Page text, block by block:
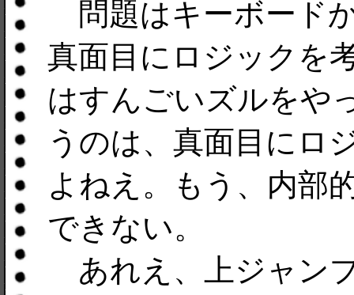
問題はキーボード
真面目にロジックを
はすんごいズルをや
うのは、真面目にロ
よねえ。もう、内部
できない。
あれえ、上ジャン